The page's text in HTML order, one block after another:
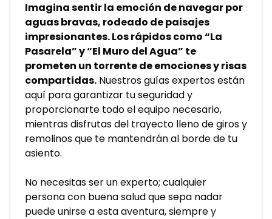
Imagina sentir la emoción de navegar por
aguas bravas, rodeado de paisajes
impresionantes. Los rápidos como “La
Pasarela” y “El Muro del Agua” te
prometen un torrente de emociones y risas
compartidas. Nuestros guías expertos están
aquí para garantizar tu seguridad y
proporcionarte todo el equipo necesario,
mientras disfrutas del trayecto lleno de giros y
remolinos que te mantendrán al borde de tu
asiento.
No necesitas ser un experto; cualquier
persona con buena salud que sepa nadar
puede unirse a esta aventura, siempre y